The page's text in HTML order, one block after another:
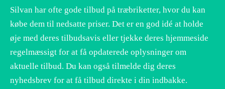
Silvan har ofte gode tilbud på træbriketter, hvor du kan
købe dem til nedsatte priser. Det er en god idé at holde
øje med deres tilbudsavis eller tjekke deres hjemmeside
regelmæssigt for at få opdaterede oplysninger om
aktuelle tilbud. Du kan også tilmelde dig deres
nyhedsbrev for at få tilbud direkte i din indbakke.